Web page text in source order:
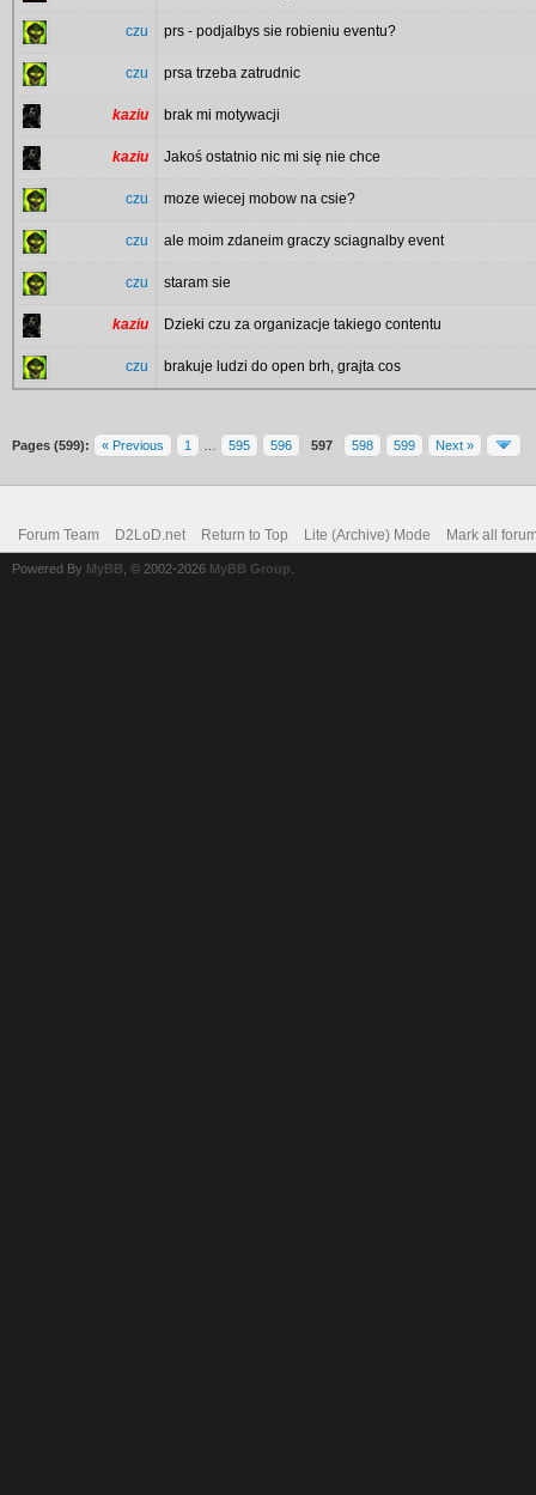
czu prs - podjalbys sie robieniu eventu?
czu prsa trzeba zatrudnic
kaziu brak mi motywacji
kaziu Jakoś ostatnio nic mi się nie chce
czu moze wiecej mobow na csie?
czu ale moim zdaneim graczy sciagnalby event
czu staram sie
kaziu Dzieki czu za organizacje takiego contentu
czu brakuje ludzi do open brh, grajta cos
Pages (599): « Previous 1 595 596 597 598 599 Next »
Forum Team D2LoD.net Return to Top Lite (Archive) Mode Mark all
Powered By MyBB , © 2002-2026 MyBB Group